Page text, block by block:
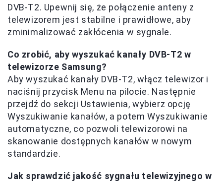
DVB-T2. Upewnij się, że połączenie anteny z
telewizorem jest stabilne i prawidłowe, aby
zminimalizować zakłócenia w sygnale.
Co zrobić, aby wyszukać kanały DVB-T2 w
telewizorze Samsung?
Aby wyszukać kanały DVB-T2, włącz telewizor i
naciśnij przycisk Menu na pilocie. Następnie
przejdź do sekcji Ustawienia, wybierz opcję
Wyszukiwanie kanałów, a potem Wyszukiwanie
automatyczne, co pozwoli telewizorowi na
skanowanie dostępnych kanałów w nowym
standardzie.
Jak sprawdzić jakość sygnału telewizyjnego w